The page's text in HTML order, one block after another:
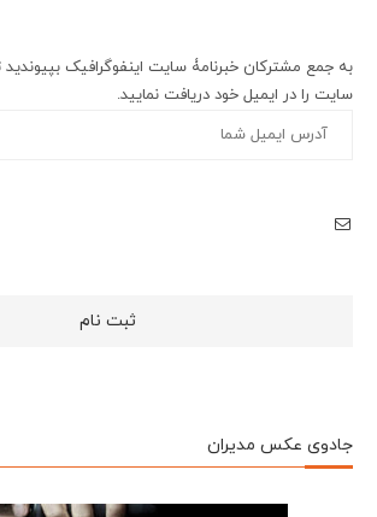
به جمع مشترکان خبرنامۀ سایت اینفوگرافیک
سایت را در ایمیل خود دریافت نمایید.
جادوی عکس مدیران